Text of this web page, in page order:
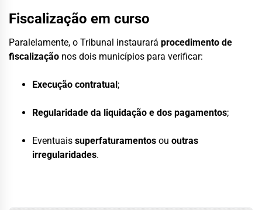
Fiscalização em curso
Paralelamente, o Tribunal instaurará procedimento de
fiscalização nos dois municípios para verificar:
Execução contratual;
Regularidade da liquidação e dos pagamentos;
Eventuais superfaturamentos ou outras
irregularidades.